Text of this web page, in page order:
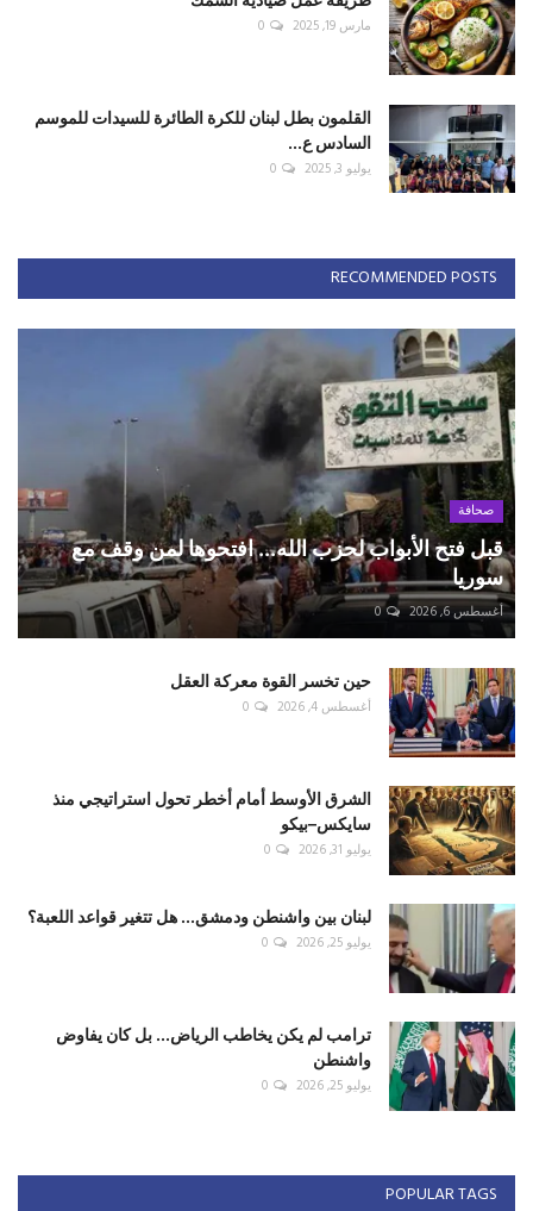
مارس 19, 2025 0
القلمون بطل لبنان للكرة الطائرة للسيدات للموسم
السادس ع...
يوليو 3, 2025 0
RECOMMENDED POSTS
صحافة
قبل فتح الأبواب لحزب الله... افتحوها لمن وقف مع
سوريا
أغسطس 6, 2026 0
حين تخسر القوة معركة العقل
أغسطس 4, 2026 0
الشرق الأوسط أمام أخطر تحول استراتيجي منذ
سايكس–بيكو
يوليو 31, 2026 0
لبنان بين واشنطن ودمشق... هل تتغير قواعد اللعبة؟
يوليو 25, 2026 0
ترامب لم يكن يخاطب الرياض... بل كان يفاوض
واشنطن
يوليو 25, 2026 0
POPULAR TAGS